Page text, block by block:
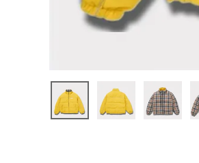
バックパック・リュック
パンツ・ショーツ